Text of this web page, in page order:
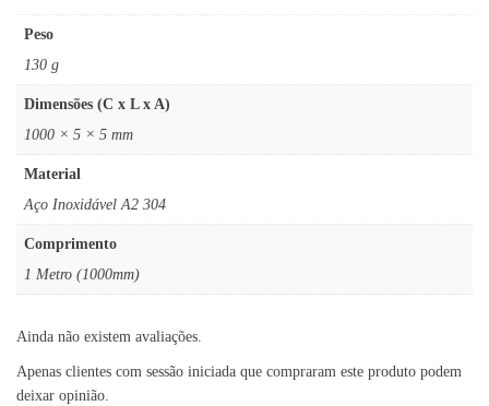
Peso
130 g
Dimensões (C x L x A)
1000 × 5 × 5 mm
Material
Aço Inoxidável A2 304
Comprimento
1 Metro (1000mm)
Ainda não existem avaliações.
Apenas clientes com sessão iniciada que compraram este produto podem
deixar opinião.